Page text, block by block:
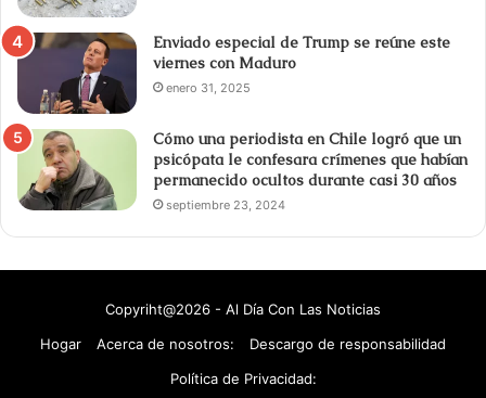
Enviado especial de Trump se reúne este
viernes con Maduro
enero 31, 2025
Cómo una periodista en Chile logró que un
psicópata le confesara crímenes que habían
permanecido ocultos durante casi 30 años
septiembre 23, 2024
Copyriht@2026 - Al Día Con Las Noticias
Hogar
Acerca de nosotros:
Descargo de responsabilidad
Política de Privacidad: